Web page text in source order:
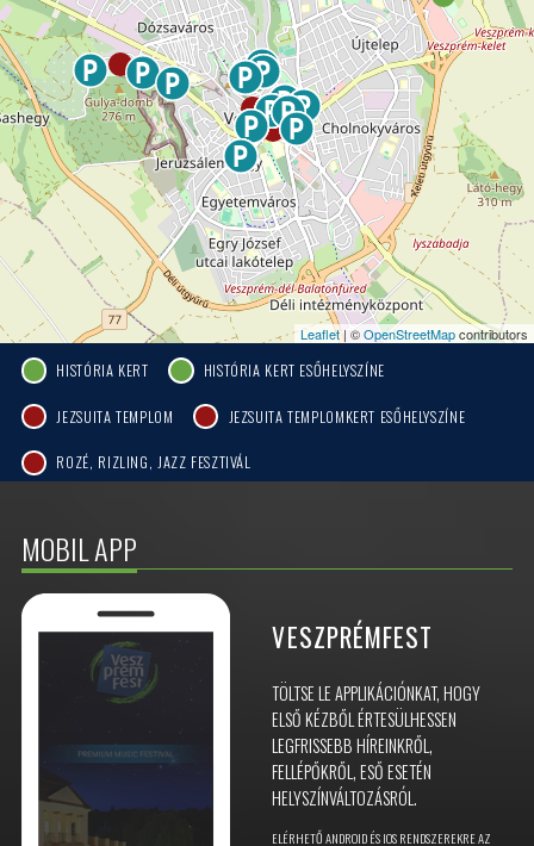
Leaflet| ©OpenStreetMapcontributors
HISTÓRIA KERT HISTÓRIA KERT ESŐHELYSZÍNE
JEZSUITA TEMPLOM JEZSUITA TEMPLOMKERT ESŐHELYSZÍNE
ROZÉ, RIZLING, JAZZ FESZTIVÁL
MOBIL APP
VESZPRÉMFEST
TÖLTSE LE APPLIKÁCIÓNKAT, HOGY
ELSŐ KÉZBŐL ÉRTESÜLHESSEN
LEGFRISSEBB HÍREINKRŐL,
FELLÉPŐKRŐL, ESŐ ESETÉN
HELYSZÍNVÁLTOZÁSRÓL.
ELÉRHETŐ ANDROID ÉS IOS RENDSZEREKRE AZ